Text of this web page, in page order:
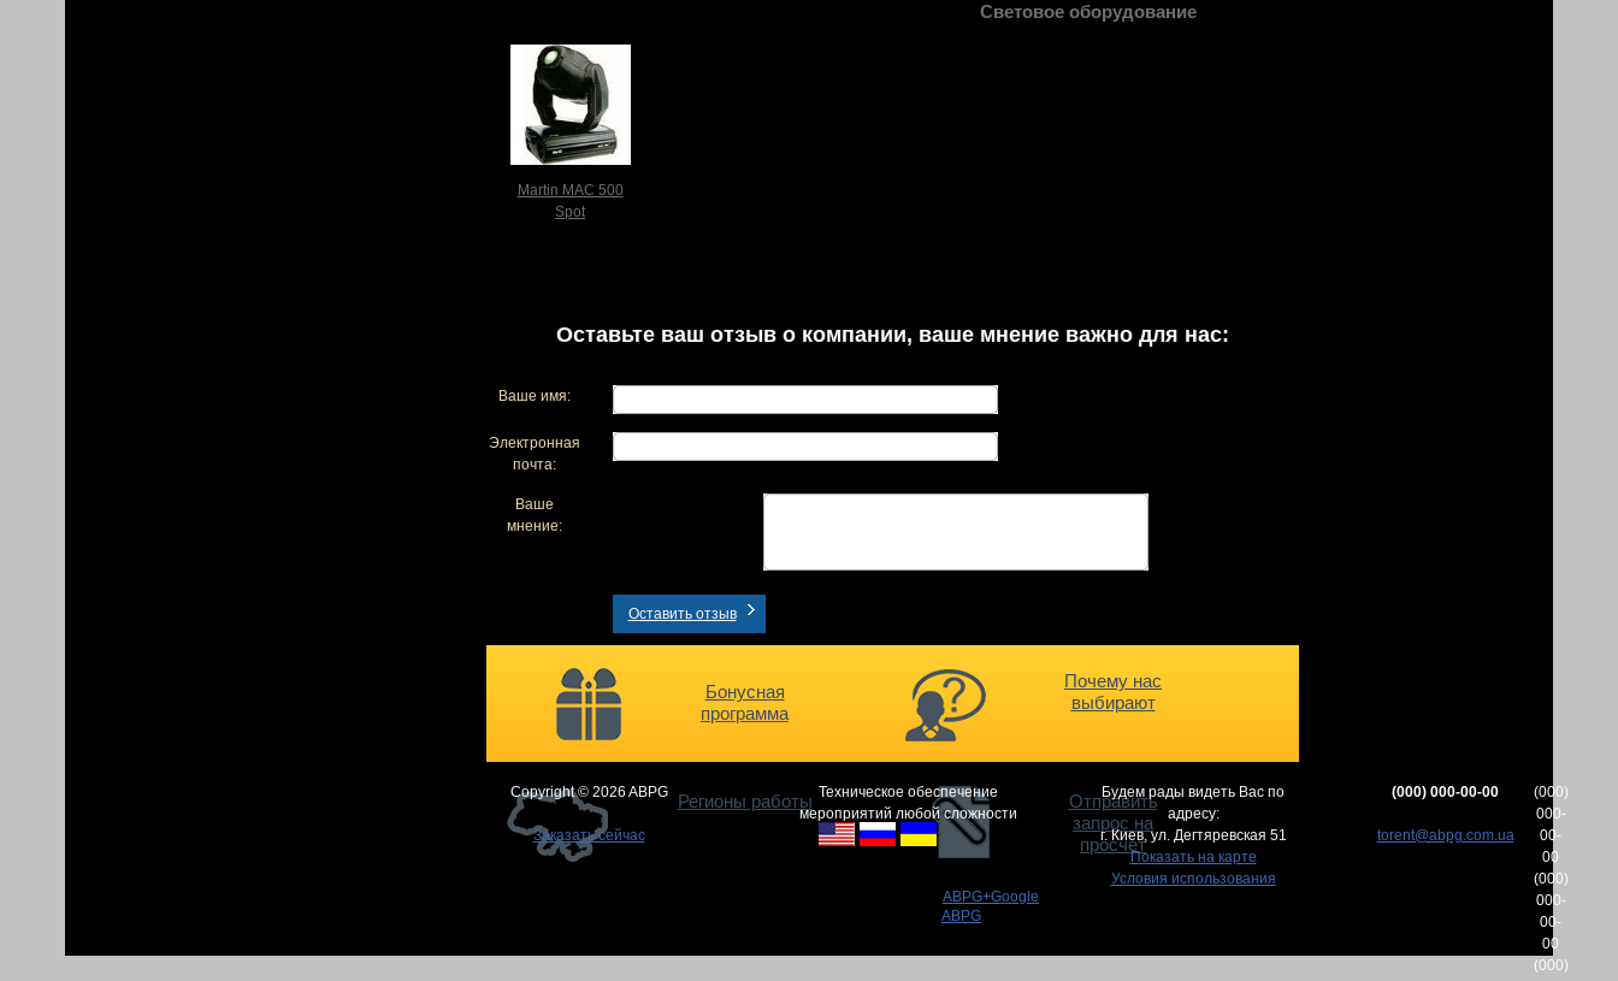
Световое оборудование
Martin MAC 500
Spot
Оставьте ваш отзыв о компании, ваше мнение важно для нас:
Ваше имя:
Электронная
почта:
Ваше
мнение:
Оставить отзыв
Бонусная
программа
Почему нас
выбирают
Регионы работы
Отправить
запрос на
просчет
ABPG
Copyright © 2026 ABPG
Заказать сейчас
Техническое обеспечение
мероприятий любой сложности
Будем рады видеть Вас по
адресу:
г. Киев, ул. Дегтяревская 51
Показать на карте
Условия использования
(000) 000-00-00
torent@abpg.com.ua
(000)
000-
00-
00
(000)
000-
00-
00
(000)
ABPG+Google